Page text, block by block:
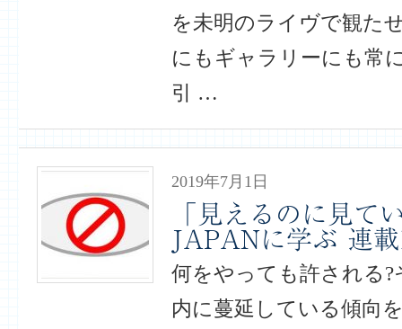
を未明のライヴで観た
にもギャラリーにも常
引 …
2019年7月1日
「見えるのに見て
JAPANに学ぶ 連載
何をやっても許される
内に蔓延している傾向